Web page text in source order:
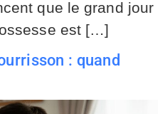
que le grand jour
est […]
: quand